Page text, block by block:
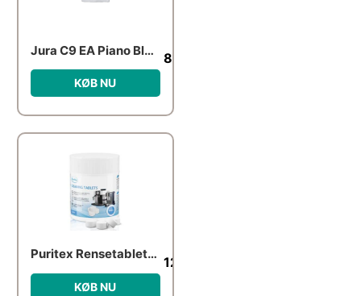
Jura C9 EA Piano Black 8,495.00
KØB NU
Puritex Rensetabletter til Kaffe- og Espressomaskiner 50 stk. – 50 stk. 129.00
KØB NU